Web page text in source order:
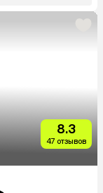
8.3
47 отзывов